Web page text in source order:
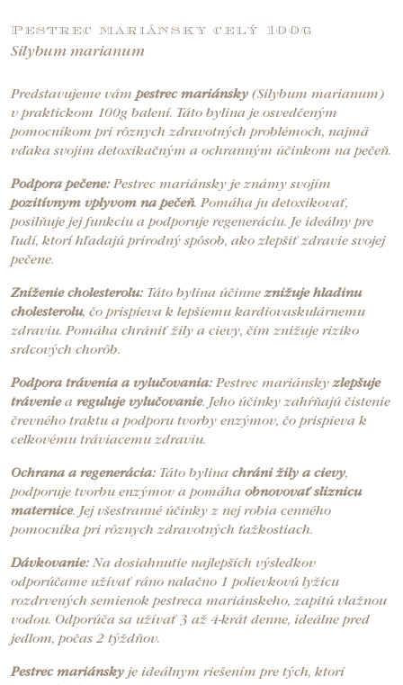
Pestrec mariánsky celý 100g
Silybum marianum
Predstavujeme vám pestrec mariánsky (Silybum marianum)
v praktickom 100g balení. Táto bylina je osvedčeným
pomocníkom pri rôznych zdravotných problémoch, najmä
vďaka svojim detoxikačným a ochranným účinkom na pečeň.
Podpora pečene: Pestrec mariánsky je známy svojím
pozitívnym vplyvom na pečeň. Pomáha ju detoxikovať,
posilňuje jej funkciu a podporuje regeneráciu. Je ideálny pre
ľudí, ktorí hľadajú prírodný spôsob, ako zlepšiť zdravie svojej
pečene.
Zníženie cholesterolu: Táto bylina účinneznižuje hladinu
cholesterolu, čo prispieva k lepšiemu kardiovaskulárnemu
zdraviu. Pomáha chrániť žily a cievy, čím znižuje riziko
srdcových chorôb.
Podpora trávenia a vylučovania: Pestrec mariánskyzlepšuje
tráveniea reguluje vylučovanie. Jeho účinky zahŕňajú čistenie
črevného traktu a podporu tvorby enzýmov, čo prispieva k
celkovému tráviacemu zdraviu.
Ochrana a regenerácia: Táto bylina chráni žily a cievy,
podporuje tvorbu enzýmov a pomáha obnovovať sliznicu
maternice. Jej všestranné účinky z nej robia cenného
pomocníka pri rôznych zdravotných ťažkostiach.
Dávkovanie: Na dosiahnutie najlepších výsledkov
odporúčame užívať ráno nalačno 1 polievkovú lyžicu
rozdrvených semienok pestreca mariánskeho, zapitú vlažnou
vodou. Odporúča sa užívať 3 až 4-krát denne, ideálne pred
jedlom, počas 2 týždňov.
Pestrec mariánsky je ideálnym riešením pre tých, ktorí